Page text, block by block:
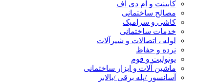
کابینت و ام دی اف
مصالح ساختمانی
کاشی و سرامیک
خدمات ساختمانی
لوله ، اتصالات و شیرآلات
نرده و حفاظ
یونولیت و فوم
ماشین آلات و ابزار ساختمانی
آسانسور /پله برقی /بالابر